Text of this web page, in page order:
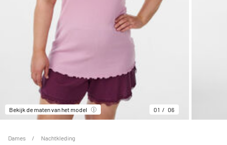
Bekijk de maten van het model 01 06
Dames Nachtkleding